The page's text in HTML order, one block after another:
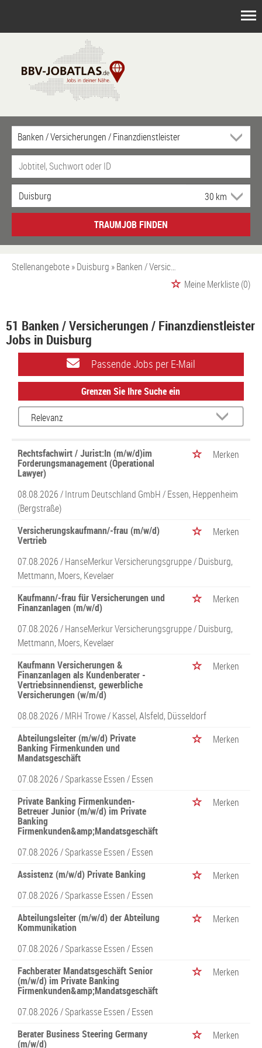
TRAUMJOB FINDEN
Stellenangebote Duisburg
Banken / Versicherungen / Finanzdienstleister
Meine Merkliste(0)
51 Banken / Versicherungen / Finanzdienstleister
Jobs in Duisburg
Passende Jobs per E-Mail
Grenzen Sie Ihre Suche ein
Rechtsfachwirt / Jurist:In (m/w/d)im
Forderungsmanagement (Operational
Lawyer)
Merken
08.08.2026 /Intrum Deutschland GmbH/ Essen, Heppenheim
(Bergstraße)
Versicherungskaufmann/-frau (m/w/d)
Vertrieb
Merken
07.08.2026 /HanseMerkur Versicherungsgruppe/ Duisburg,
Mettmann, Moers, Kevelaer
Kaufmann/-frau für Versicherungen und
Finanzanlagen (m/w/d)
Merken
07.08.2026 /HanseMerkur Versicherungsgruppe/ Duisburg,
Mettmann, Moers, Kevelaer
Kaufmann Versicherungen &
Finanzanlagen als Kundenberater -
Vertriebsinnendienst, gewerbliche
Versicherungen (w/m/d)
Merken
08.08.2026 /MRH Trowe/ Kassel, Alsfeld, Düsseldorf
Abteilungsleiter (m/w/d) Private
Banking Firmenkunden und
Mandatsgeschäft
Merken
07.08.2026 /Sparkasse Essen/ Essen
Private Banking Firmenkunden-
Betreuer Junior (m/w/d) im Private
Banking
Firmenkunden&amp;Mandatsgeschäft
Merken
07.08.2026 /Sparkasse Essen/ Essen
Assistenz (m/w/d) Private Banking
Merken
07.08.2026 /Sparkasse Essen/ Essen
Abteilungsleiter (m/w/d) der Abteilung
Kommunikation
Merken
07.08.2026 /Sparkasse Essen/ Essen
Fachberater Mandatsgeschäft Senior
(m/w/d) im Private Banking
Firmenkunden&amp;Mandatsgeschäft
Merken
07.08.2026 /Sparkasse Essen/ Essen
Berater Business Steering Germany
(m/w/d)
Merken